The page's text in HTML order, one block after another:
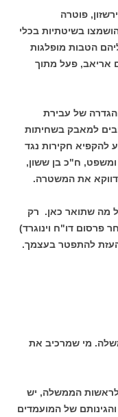
פוטרה
בשיטתיות בכלי
הטבות מופלגות
אריאב, פעל מתוך
של עבירת
למאבק בשחיתות
להקפיא חקירות נגד
ח"כ בן ששון,
דווקא את המשטרה.
מה שתואר כאן. רק
דו"ח וינוגרד)
להתפטר בעצמך.
מי שמרכיב את
לראשות הממשלה, יש
של המועמדים